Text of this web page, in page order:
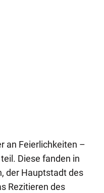
an Feierlichkeiten –
Diese fanden in
der Hauptstadt des
Rezitieren des